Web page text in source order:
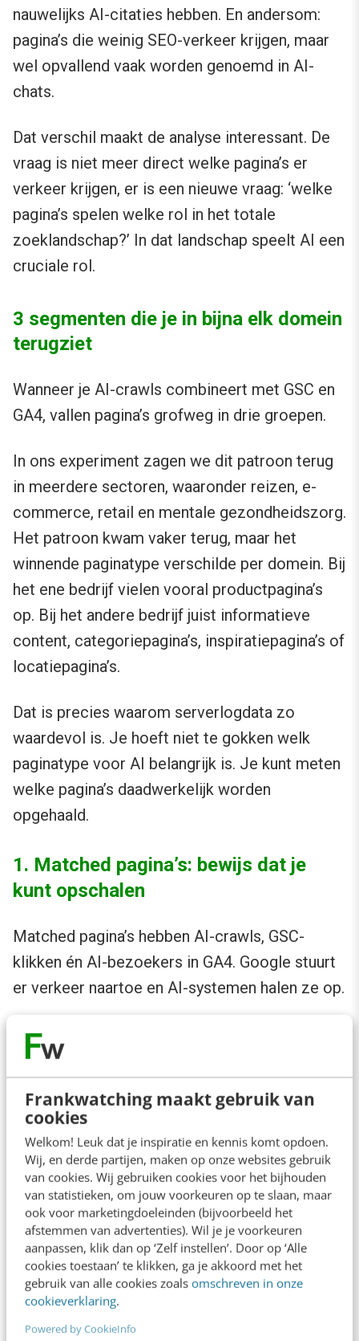
Frankwatching maakt gebruik van
cookies
Welkom! Leuk dat je inspiratie en kennis komt opdoen.
Wij, en derde partijen, maken op onze websites gebruik
van cookies. Wij gebruiken cookies voor het bijhouden
van statistieken, om jouw voorkeuren op te slaan, maar
ook voor marketingdoeleinden (bijvoorbeeld het
afstemmen van advertenties). Wil je je voorkeuren
aanpassen, klik dan op ‘Zelf instellen’. Door op ‘Alle
cookies toestaan’ te klikken, ga je akkoord met het
gebruik van alle cookies zoals omschreven in onze
cookieverklaring.
Powered by CookieInfo
nauwelijks AI-citaties hebben. En andersom:
pagina’s die weinig SEO-verkeer krijgen, maar
wel opvallend vaak worden genoemd in AI-
chats.
Dat verschil maakt de analyse interessant. De
vraag is niet meer direct welke pagina’s er
verkeer krijgen, er is een nieuwe vraag: ‘welke
pagina’s spelen welke rol in het totale
zoeklandschap?’ In dat landschap speelt AI een
cruciale rol.
3 segmenten die je in bijna elk domein
terugziet
Wanneer je AI-crawls combineert met GSC en
GA4, vallen pagina’s grofweg in drie groepen.
In ons experiment zagen we dit patroon terug
in meerdere sectoren, waaronder reizen, e-
commerce, retail en mentale gezondheidszorg.
Het patroon kwam vaker terug, maar het
winnende paginatype verschilde per domein. Bij
het ene bedrijf vielen vooral productpagina’s
op. Bij het andere bedrijf juist informatieve
content, categoriepagina’s, inspiratiepagina’s of
locatiepagina’s.
Dat is precies waarom serverlogdata zo
waardevol is. Je hoeft niet te gokken welk
paginatype voor AI belangrijk is. Je kunt meten
welke pagina’s daadwerkelijk worden
opgehaald.
1. Matched pagina’s: bewijs dat je
kunt opschalen
Matched pagina’s hebben AI-crawls, GSC-
klikken én AI-bezoekers in GA4. Google stuurt
er verkeer naartoe en AI-systemen halen ze op.
Die combinatie is waardevoller dan een pagina
die maar in één laag zichtbaar is. Een matched
pagina laat zien dat de pagina niet alleen
scoort in Google, maar ook bruikbaar lijkt voor
AI-systemen.
Lees ook:Google legt eindelijk uit hoe GEO écht
werkt (en ontkracht populaire AI-SEO-hacks)
Drie voorbeelden uit onze analyses: een blog
over kaas en zwangerschap bij een webshop